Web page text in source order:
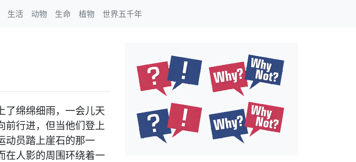
生活 动物 生命 植物 世界五千年
了绵绵细雨，一会儿天
前行进，但当他们登上
动员踏上崖石的那一
在人影的周围环绕着一